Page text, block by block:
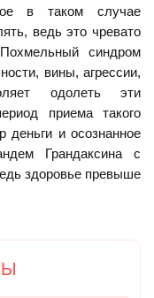
в таком случае
ведь это чревато
синдром
вины, агрессии,
одолеть эти
приема такого
и осознанное
Грандаксина с
здоровье превыше